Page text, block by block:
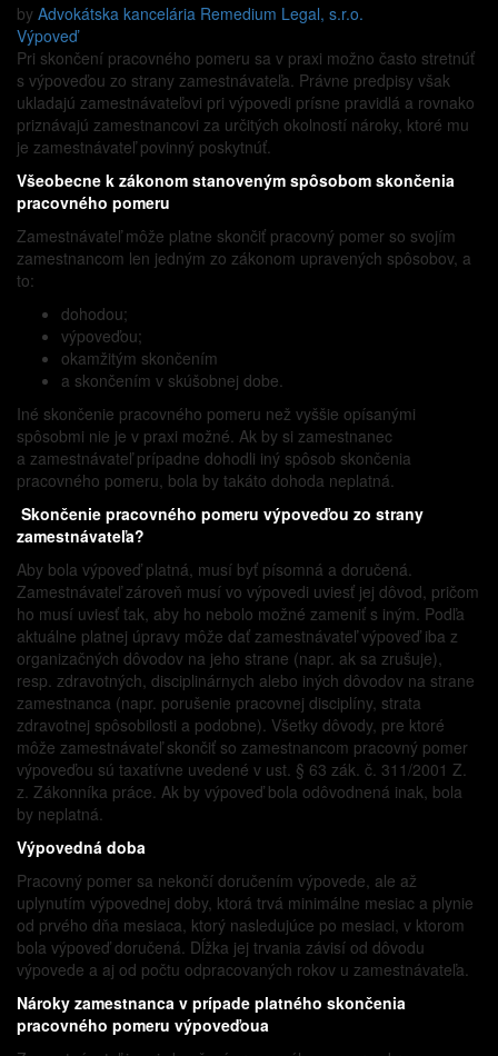
by Advokátska kancelária Remedium Legal, s.r.o.
Výpoveď
Pri skončení pracovného pomeru sa v praxi možno často stretnúť
s výpoveďou zo strany zamestnávateľa. Právne predpisy však
ukladajú zamestnávateľovi pri výpovedi prísne pravidlá a rovnako
priznávajú zamestnancovi za určitých okolností nároky, ktoré mu
je zamestnávateľ povinný poskytnúť.
Všeobecne k zákonom stanoveným spôsobom skončenia
pracovného pomeru
Zamestnávateľ môže platne skončiť pracovný pomer so svojím
zamestnancom len jedným zo zákonom upravených spôsobov, a
to:
dohodou;
výpoveďou;
okamžitým skončením
a skončením v skúšobnej dobe.
Iné skončenie pracovného pomeru než vyššie opísanými
spôsobmi nie je v praxi možné. Ak by si zamestnanec
a zamestnávateľ prípadne dohodli iný spôsob skončenia
pracovného pomeru, bola by takáto dohoda neplatná.
Skončenie pracovného pomeru výpoveďou zo strany
zamestnávateľa?
Aby bola výpoveď platná, musí byť písomná a doručená.
Zamestnávateľ zároveň musí vo výpovedi uviesť jej dôvod, pričom
ho musí uviesť tak, aby ho nebolo možné zameniť s iným. Podľa
aktuálne platnej úpravy môže dať zamestnávateľ výpoveď iba z
organizačných dôvodov na jeho strane (napr. ak sa zrušuje),
resp. zdravotných, disciplinárnych alebo iných dôvodov na strane
zamestnanca (napr. porušenie pracovnej disciplíny, strata
zdravotnej spôsobilosti a podobne). Všetky dôvody, pre ktoré
môže zamestnávateľ skončiť so zamestnancom pracovný pomer
výpoveďou sú taxatívne uvedené v ust. § 63 zák. č. 311/2001 Z.
z. Zákonníka práce. Ak by výpoveď bola odôvodnená inak, bola
by neplatná.
Výpovedná doba
Pracovný pomer sa nekončí doručením výpovede, ale až
uplynutím výpovednej doby, ktorá trvá minimálne mesiac a plynie
od prvého dňa mesiaca, ktorý nasledujúce po mesiaci, v ktorom
bola výpoveď doručená. Dĺžka jej trvania závisí od dôvodu
výpovede a aj od počtu odpracovaných rokov u zamestnávateľa.
Nároky zamestnanca v prípade platného skončenia
pracovného pomeru výpoveďoua